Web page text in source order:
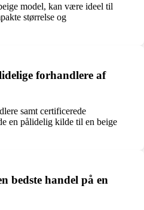
model, kan være ideel til
størrelse og
forhandlere af
samt certificerede
en pålidelig kilde til en beige
bedste handel på en